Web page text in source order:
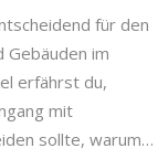
für den
Gebäuden im
erfährst du,
mit
sollte, warum